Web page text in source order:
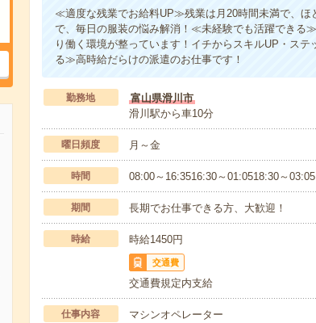
≪適度な残業でお給料UP≫残業は月20時間未満で、
で、毎日の服装の悩み解消！≪未経験でも活躍できる
り働く環境が整っています！イチからスキルUP・ス
る≫高時給だらけの派遣のお仕事です！
勤務地
富山県滑川市
滑川駅から車10分
曜日頻度 月～金
時間 08:00～16:3516:30～01:0518:30～03:05
期間 長期でお仕事できる方、大歓迎！
時給 時給1450円
交通費
交通費規定内支給
仕事内容
マシンオペレーター